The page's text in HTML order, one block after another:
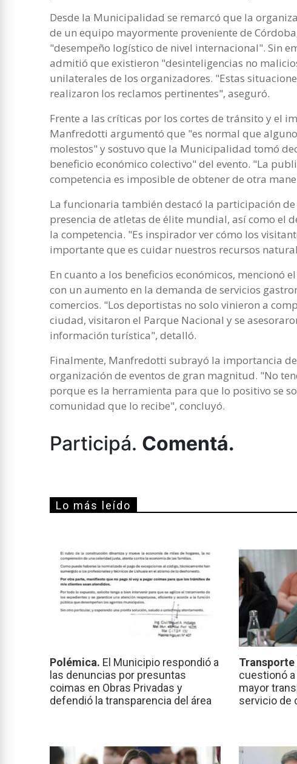
Desde la Municipalidad se remarcó que la
de un equipo mayormente proveniente de
"desempeño logístico de nivel internacional". Sin
admitió que existieron "desinteligencias no
unilaterales de los organizadores. "Estas
realizaron los reclamos pertinentes", aseguró.
Frente a las críticas por los cortes de tránsito y el
Manfredotti argumentó que "es normal que
molestos" y sostuvo que la Municipalidad tomó
beneficio económico colectivo" del evento. "La
competencia es imposible de obtener de otra
La funcionaria también destacó la participación de
presencia de atletas de élite mundial, así como el
la competencia. "Es inspirador ver cómo los
importante que es cuidar nuestros recursos
En cuanto a los beneficios económicos, mencionó
con un aumento en la demanda de servicios
comercios. "Los deportistas no solo vinieron a
ciudad, visitaron el Parque Nacional y se
información turística", detalló.
Finalmente, Manfredotti subrayó la importancia
organización de eventos de gran magnitud. "No
porque es la herramienta para que lo positivo se
comunidad que lo recibe", concluyó.
Participá. Comentá.
Lo más leído
Polémica. El Municipio respondió a
las denuncias por presuntas
coimas en Obras Privadas y
defendió la transparencia del área
Transporte
cuestionó a
mayor
servicio de